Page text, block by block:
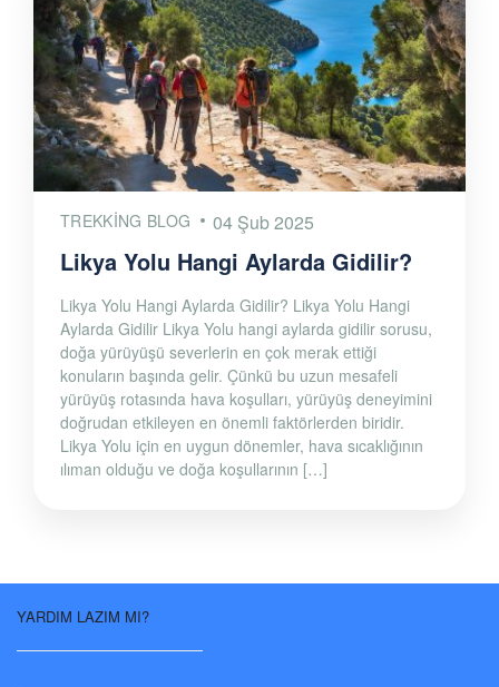
TREKKING BLOG 04 Şub 2025
Likya Yolu Hangi Aylarda Gidilir?
Likya Yolu Hangi Aylarda Gidilir? Likya Yolu Hangi
Aylarda Gidilir Likya Yolu hangi aylarda gidilir sorusu,
doğa yürüyüşü severlerin en çok merak ettiği
konuların başında gelir. Çünkü bu uzun mesafeli
yürüyüş rotasında hava koşulları, yürüyüş deneyimini
doğrudan etkileyen en önemli faktörlerden biridir.
Likya Yolu için en uygun dönemler, hava sıcaklığının
ılıman olduğu ve doğa koşullarının […]
YARDIM LAZIM MI?